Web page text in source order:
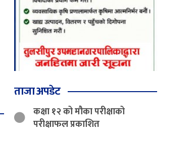
ताजा अपडेट
कक्षा १२ को मौका परीक्षाको
परीक्षाफल प्रकाशित